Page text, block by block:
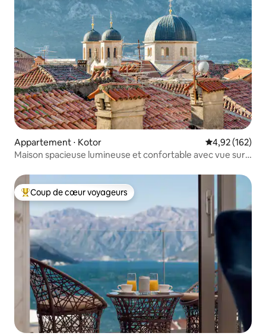
Appartement ⋅ Kotor Évaluation
4,92 (162)
Maison spacieuse lumineuse et confortable avec vue sur
Coups de cœur voyageurs les plus appréciés
Coup de cœur voyageurs